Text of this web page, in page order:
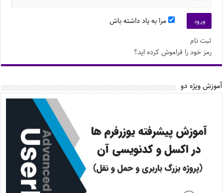
مرا به یاد داشته باش
ثبت نام
رمز خود را فراموش کرده اید؟
آموزش ویژه دو